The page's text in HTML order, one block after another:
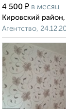
4 500 ₽ в месяц
Кировский
Агентство,